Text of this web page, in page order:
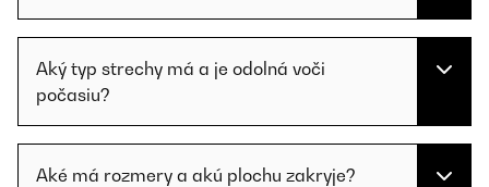
Aký typ strechy má a je odolná voči
počasiu?
Aké má rozmery a akú plochu zakryje?